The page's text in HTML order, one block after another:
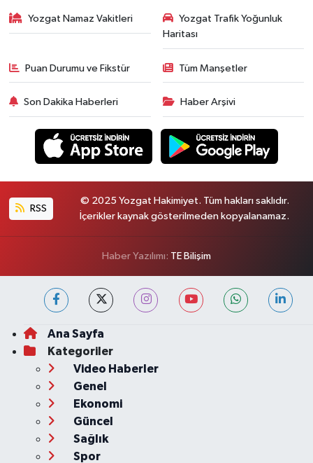
Yozgat Namaz Vakitleri
Yozgat Trafik Yoğunluk
Haritası
Puan Durumu ve Fikstür Tüm Manşetler
Son Dakika Haberleri Haber Arşivi
RSS
© 2025 Yozgat Hakimiyet. Tüm hakları saklıdır.
İçerikler kaynak gösterilmeden kopyalanamaz.
Haber Yazılımı: TE Bilişim
Ana Sayfa
Kategoriler
Video Haberler
Genel
Ekonomi
Güncel
Sağlık
Spor